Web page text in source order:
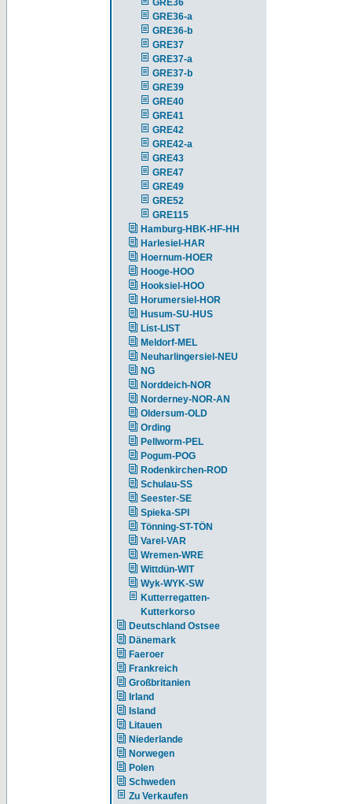
GRE36
GRE36-a
GRE36-b
GRE37
GRE37-a
GRE37-b
GRE39
GRE40
GRE41
GRE42
GRE42-a
GRE43
GRE47
GRE49
GRE52
GRE115
Hamburg-HBK-HF-HH
Harlesiel-HAR
Hoernum-HOER
Hooge-HOO
Hooksiel-HOO
Horumersiel-HOR
Husum-SU-HUS
List-LIST
Meldorf-MEL
Neuharlingersiel-NEU
NG
Norddeich-NOR
Norderney-NOR-AN
Oldersum-OLD
Ording
Pellworm-PEL
Pogum-POG
Rodenkirchen-ROD
Schulau-SS
Seester-SE
Spieka-SPI
Tönning-ST-TÖN
Varel-VAR
Wremen-WRE
Wittdün-WIT
Wyk-WYK-SW
Kutterregatten-
Kutterkorso
Deutschland Ostsee
Dänemark
Faeroer
Frankreich
Großbritanien
Irland
Island
Litauen
Niederlande
Norwegen
Polen
Schweden
Zu Verkaufen